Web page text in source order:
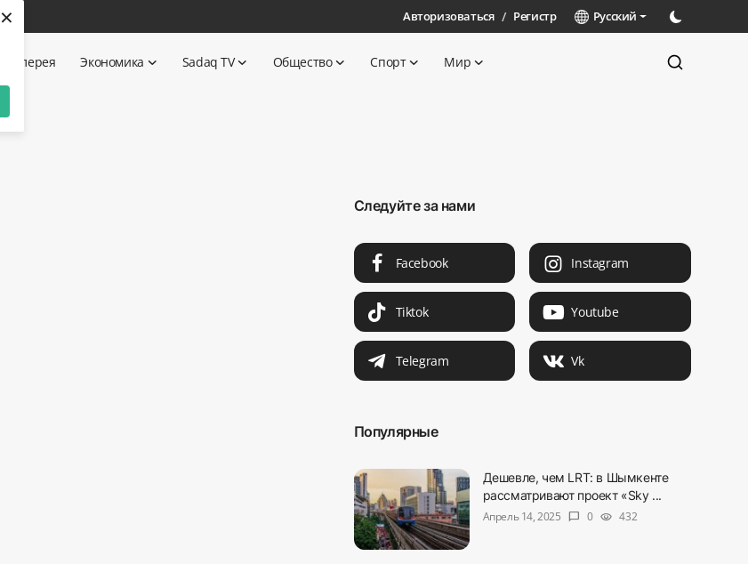
× Авторизоваться / Регистр Русский
Галерея Экономика Sadaq TV Общество Спорт Мир
Следуйте за нами
Facebook Instagram
Tiktok Youtube
Telegram Vk
Популярные
Дешевле, чем LRT: в Шымкенте
рассматривают проект «Sky ...
Апрель 14, 2025
chat_bubble 0 visibility 432